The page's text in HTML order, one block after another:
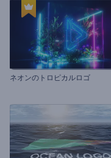
ネオンのトロピカルロゴ